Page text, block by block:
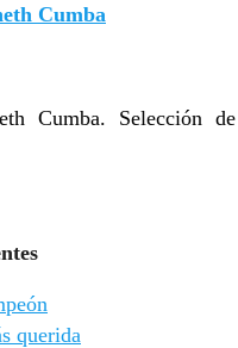
Cumba
Cumba. Selección de
querida